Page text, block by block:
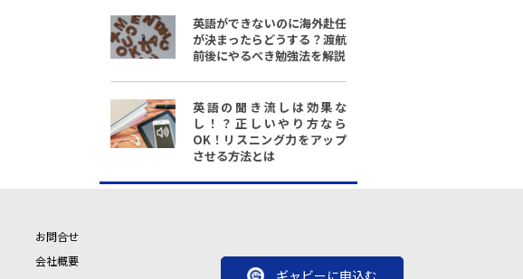
英語ができないのに海外赴任
が決まったらどうする？渡航
前後にやるべき勉強法を解説
英語の聞き流しは効果な
し！？正しいやり方なら
OK！リスニング力をアップ
させる方法とは
お問合せ
会社概要